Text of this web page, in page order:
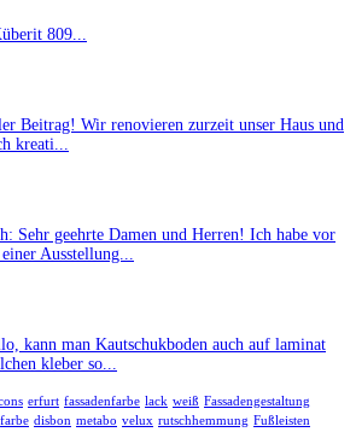
809...
Beitrag! Wir renovieren zurzeit unser Haus und
kreati...
Sehr geehrte Damen und Herren! Ich habe vor
Ausstellung...
kann man Kautschukboden auch auf laminat
kleber so...
erfurt fassadenfarbe lack weiß Fassadengestaltung
farbe disbon metabo velux rutschhemmung Fußleisten